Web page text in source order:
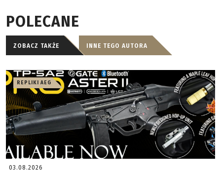
POLECANE
ZOBACZ TAKŻE INNE TEGO AUTORA
REPLIKI AEG
03.08.2026